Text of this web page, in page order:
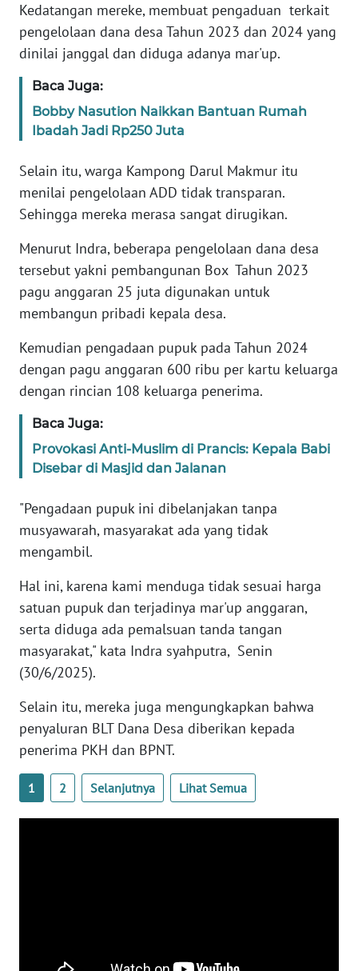
Kedatangan mereke, membuat pengaduan terkait
pengelolaan dana desa Tahun 2023 dan 2024 yang
dinilai janggal dan diduga adanya mar'up.
Baca Juga:
Bobby Nasution Naikkan Bantuan Rumah
Ibadah Jadi Rp250 Juta
Selain itu, warga Kampong Darul Makmur itu
menilai pengelolaan ADD tidak transparan.
Sehingga mereka merasa sangat dirugikan.
Menurut Indra, beberapa pengelolaan dana desa
tersebut yakni pembangunan Box Tahun 2023
pagu anggaran 25 juta digunakan untuk
membangun pribadi kepala desa.
Kemudian pengadaan pupuk pada Tahun 2024
dengan pagu anggaran 600 ribu per kartu keluarga
dengan rincian 108 keluarga penerima.
Baca Juga:
Provokasi Anti-Muslim di Prancis: Kepala Babi
Disebar di Masjid dan Jalanan
"Pengadaan pupuk ini dibelanjakan tanpa
musyawarah, masyarakat ada yang tidak
mengambil.
Hal ini, karena kami menduga tidak sesuai harga
satuan pupuk dan terjadinya mar'up anggaran,
serta diduga ada pemalsuan tanda tangan
masyarakat," kata Indra syahputra, Senin
(30/6/2025).
Selain itu, mereka juga mengungkapkan bahwa
penyaluran BLT Dana Desa diberikan kepada
penerima PKH dan BPNT.
1 2 Selanjutnya Lihat Semua
KARIR
DISCLAIMER
Wahana
News
WN
SUMUT
WN
JAKARTA
WN
WN
BANTEN
WN
NTT
KEPRI
WN
WN
PAPUA
WN
RIAU
WN
SERAMBI
WN
JAMBI